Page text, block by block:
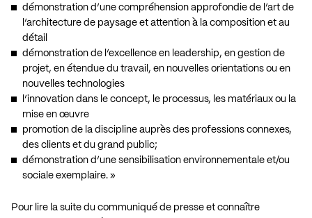
démonstration d’une compréhension approfondie de l’art de
l’architecture de paysage et attention à la composition et au
détail
démonstration de l’excellence en leadership, en gestion de
projet, en étendue du travail, en nouvelles orientations ou en
nouvelles technologies
l’innovation dans le concept, le processus, les matériaux ou la
mise en œuvre
promotion de la discipline auprès des professions connexes,
des clients et du grand public;
démonstration d’une sensibilisation environnementale et/ou
sociale exemplaire. »
Pour lire la suite du communiqué de presse et connaître